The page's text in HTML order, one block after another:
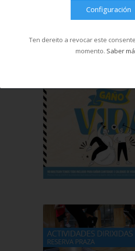
Configuración
Ten dereito a revocar este
momento. Saber